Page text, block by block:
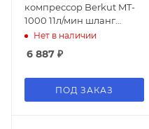
компрессор Berkut MT-
1000 11л/мин шланг
0.05м
Нет в наличии
6 887 ₽
ПОД ЗАКАЗ